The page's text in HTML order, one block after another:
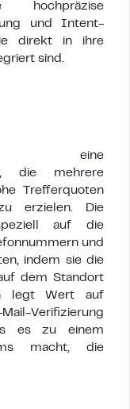
hochpräzise
und Intent-
direkt in ihre
sind.
eine
die mehrere
Trefferquoten
erzielen. Die
auf die
und
indem sie die
dem Standort
legt Wert auf
Verifizierung
es zu einem
macht, die